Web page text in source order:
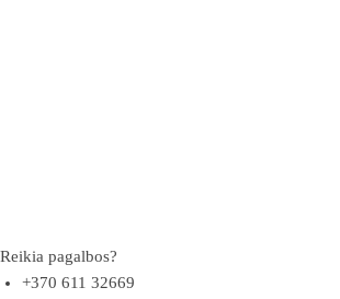
Reikia pagalbos?
+370 611 32669